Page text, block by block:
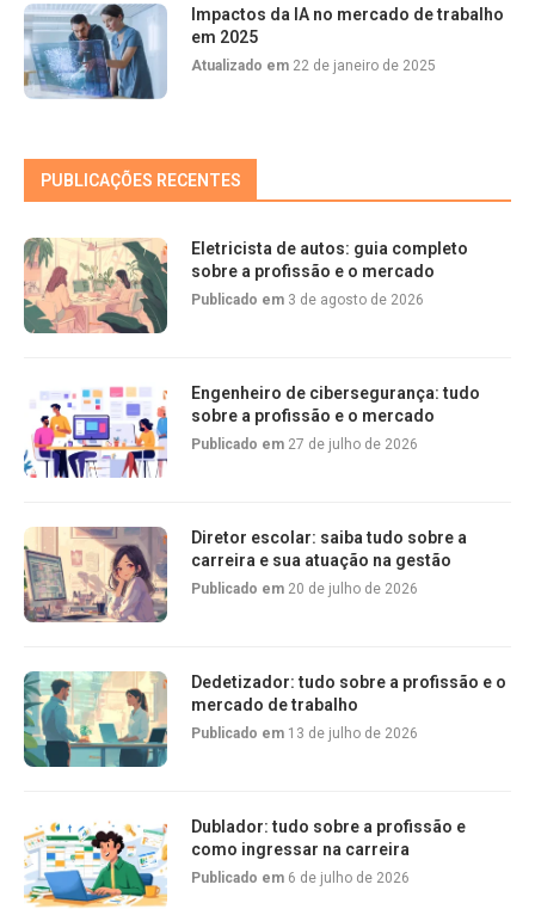
Impactos da IA no mercado de trabalho
em 2025
Atualizado em 22 de janeiro de 2025
PUBLICAÇÕES RECENTES
Eletricista de autos: guia completo
sobre a profissão e o mercado
Publicado em 3 de agosto de 2026
Engenheiro de cibersegurança: tudo
sobre a profissão e o mercado
Publicado em 27 de julho de 2026
Diretor escolar: saiba tudo sobre a
carreira e sua atuação na gestão
Publicado em 20 de julho de 2026
Dedetizador: tudo sobre a profissão e o
mercado de trabalho
Publicado em 13 de julho de 2026
Dublador: tudo sobre a profissão e
como ingressar na carreira
Publicado em 6 de julho de 2026